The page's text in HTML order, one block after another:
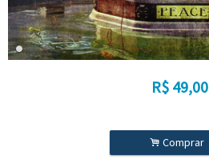
R$ 49,00
. Comprar